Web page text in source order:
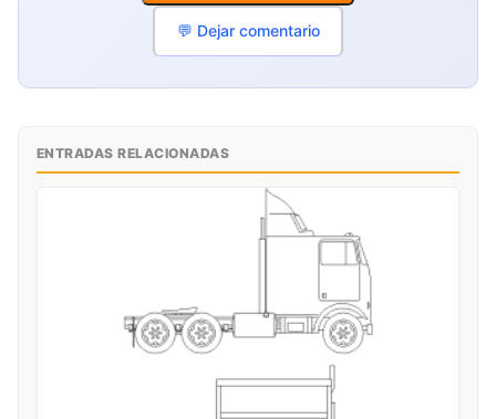
💬 Dejar comentario
ENTRADAS RELACIONADAS